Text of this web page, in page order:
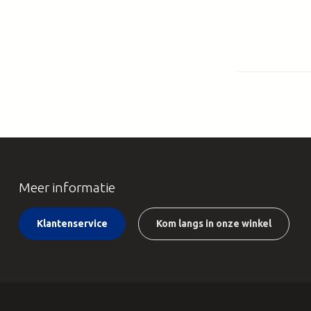
Meer informatie
Klantenservice Kom langs in onze winkel